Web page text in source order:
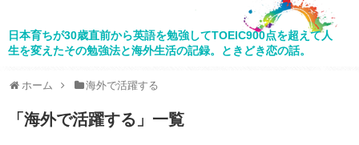
日本育ちが30歳直前から英語を勉強してTOEIC900点を超えて人
生を変えたその勉強法と海外生活の記録。ときどき恋の話。
ホーム 海外で活躍する
「海外で活躍する 」 一覧